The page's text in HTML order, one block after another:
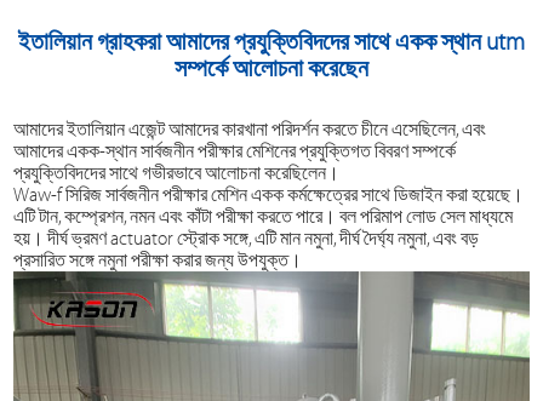
ইতালিয়ান গ্রাহকরা আমাদের প্রযুক্তিবিদদের সাথে একক স্থান utm
সম্পর্কে আলোচনা করেছেন
আমাদের ইতালিয়ান এজেন্ট আমাদের কারখানা পরিদর্শন করতে চীনে এসেছিলেন, এবং
আমাদের একক-স্থান সার্বজনীন পরীক্ষার মেশিনের প্রযুক্তিগত বিবরণ সম্পর্কে
প্রযুক্তিবিদদের সাথে গভীরভাবে আলোচনা করেছিলেন।
Waw-f সিরিজ সার্বজনীন পরীক্ষার মেশিন একক কর্মক্ষেত্রের সাথে ডিজাইন করা হয়েছে।
এটি টান, কম্প্রেশন, নমন এবং কাঁটা পরীক্ষা করতে পারে। বল পরিমাপ লোড সেল মাধ্যমে
হয়। দীর্ঘ ভ্রমণ actuator স্ট্রোক সঙ্গে, এটি মান নমুনা, দীর্ঘ দৈর্ঘ্য নমুনা, এবং বড়
প্রসারিত সঙ্গে নমুনা পরীক্ষা করার জন্য উপযুক্ত।